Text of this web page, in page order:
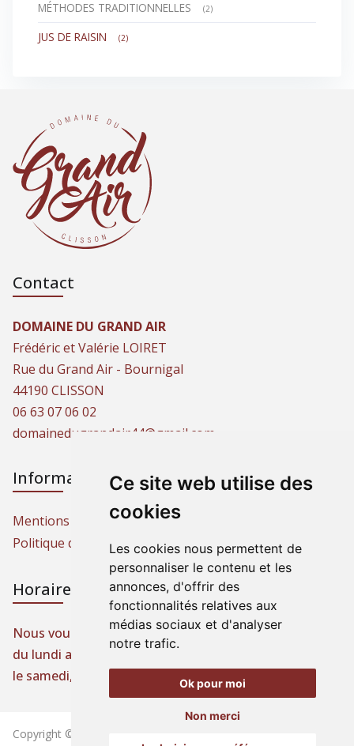
Ce site web utilise des
cookies
Les cookies nous permettent de
personnaliser le contenu et les
annonces, d'offrir des
fonctionnalités relatives aux
médias sociaux et d'analyser
notre trafic.
Ok pour moi
Non merci
MÉTHODES TRADITIONNELLES (2)
JUS DE RAISIN (2)
Contact
DOMAINE DU GRAND AIR
Frédéric et Valérie LOIRET
Rue du Grand Air - Bournigal
44190 CLISSON
06 63 07 06 02
domainedugrandair44@gmail.com
Informations
Mentions légales
Politique de protection des données
Horaires d'ouverture
Nous vous accueillons toute l’année,
du lundi au vendredi, de 9 h à 19 h,
le samedi, de 9 h à 13 h et sur rendez-vous.
Copyright ©2026 Domaine du Grand Air | Tous droits réservés.